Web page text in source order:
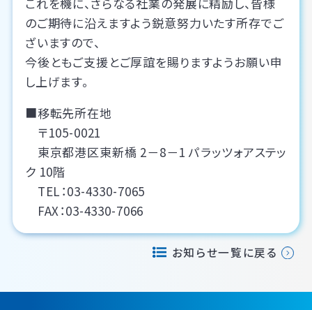
のご期待に沿えますよう鋭意努力いたす所存でご
ざいますので、
今後ともご支援とご厚誼を賜りますようお願い申
し上げます。
■移転先所在地
〒105-0021
東京都港区東新橋 2－8－1 パラッツォアステッ
ク 10階
TEL：03-4330-7065
FAX：03-4330-7066
お知らせ一覧に戻る